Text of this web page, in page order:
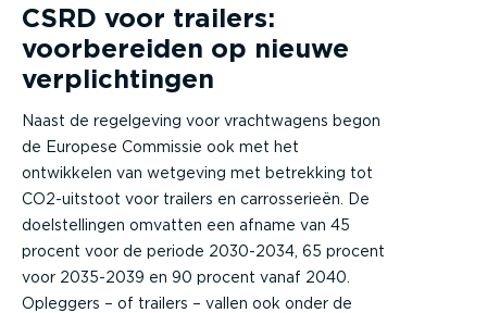
CSRD voor trailers:
voorbereiden op nieuwe
verplichtingen
Naast de regelgeving voor vrachtwagens begon
de Europese Commissie ook met het
ontwikkelen van wetgeving met betrekking tot
CO2-uitstoot voor trailers en carrosserieën. De
doelstellingen omvatten een afname van 45
procent voor de periode 2030-2034, 65 procent
voor 2035-2039 en 90 procent vanaf 2040.
Opleggers – of trailers – vallen ook onder de